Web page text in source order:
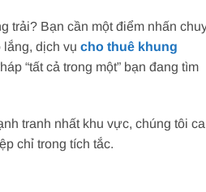
trải? Bạn cần một điểm nhấn
dịch vụ cho thuê khung
“tất cả trong một” bạn đang tìm
tranh nhất khu vực, chúng tôi
chỉ trong tích tắc.